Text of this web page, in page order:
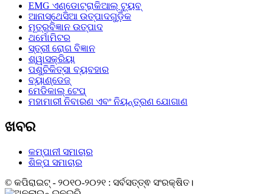
EMG ଏଣ୍ଡୋଟ୍ରାକିଆଲ୍ ଟ୍ୟୁବ୍
ଆନାସ୍ଥେସିଆ ଉତ୍ପାଦଗୁଡ଼ିକ
ମୂତ୍ରବିଜ୍ଞାନ ଉତ୍ପାଦ
ଥର୍ମୋମିଟର
ସ୍ତ୍ରୀ ରୋଗ ବିଜ୍ଞାନ
ଶ୍ୱାସକ୍ରିୟା
ପଶୁଚିକିତ୍ସା ବ୍ୟବହାର
ବ୍ୟାଣ୍ଡେଜ୍
ମେଡିକାଲ୍ ଟେପ୍
ମହାମାରୀ ନିବାରଣ ଏବଂ ନିୟନ୍ତ୍ରଣ ଯୋଗାଣ
ଖବର
କମ୍ପାନୀ ସମାଚାର
ଶିଳ୍ପ ସମାଚାର
© କପିରାଇଟ୍ - ୨୦୧୦-୨୦୨୧ : ସର୍ବସତ୍ତ୍ଵ ସଂରକ୍ଷିତ।